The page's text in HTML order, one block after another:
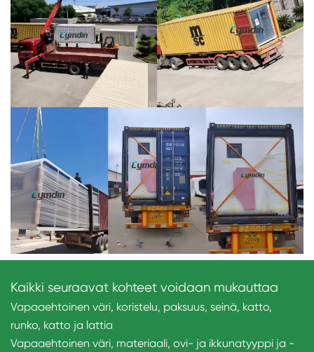
Kaikki seuraavat kohteet voidaan mukauttaa
Vapaaehtoinen väri, koristelu, paksuus, seinä, katto,
runko, katto ja lattia
Vapaaehtoinen väri, materiaali, ovi- ja ikkunatyyppi ja -